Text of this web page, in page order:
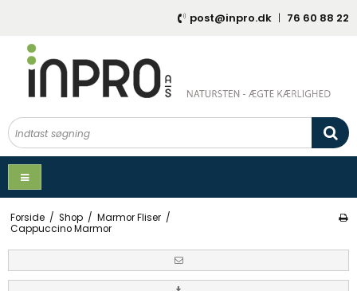
post@inpro.dk | 76 60 88 22
Forside / Shop / Marmor Fliser /
Cappuccino Marmor